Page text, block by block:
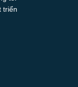
triển